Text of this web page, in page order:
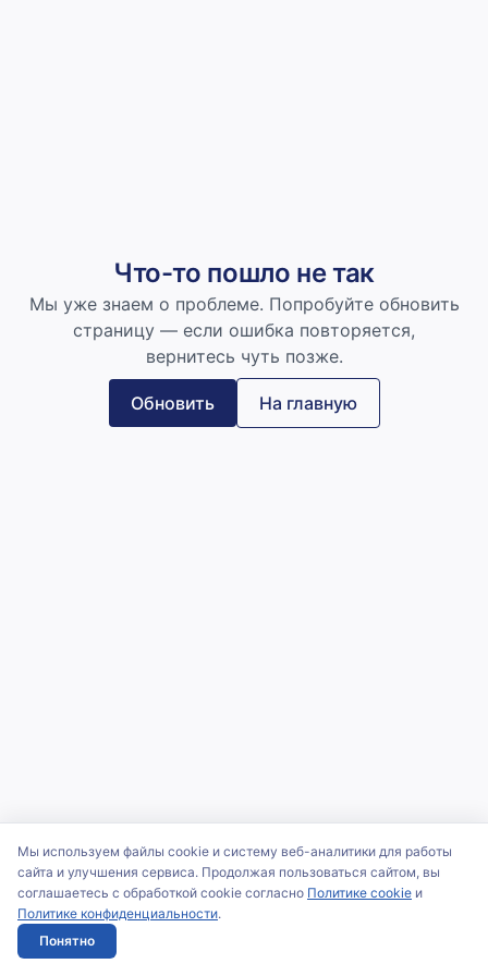
Что-то пошло не так
Мы уже знаем о проблеме. Попробуйте обновить
страницу — если ошибка повторяется,
вернитесь чуть позже.
Обновить На главную
Мы используем файлы cookie и систему веб-аналитики для работы
сайта и улучшения сервиса. Продолжая пользоваться сайтом, вы
соглашаетесь с обработкой cookie согласно Политике cookie и
Политике конфиденциальности.
Понятно